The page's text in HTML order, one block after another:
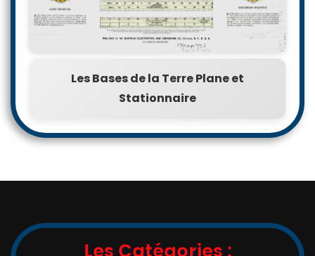
Les Bases de la Terre Plane et
Stationnaire
Les Catégories :